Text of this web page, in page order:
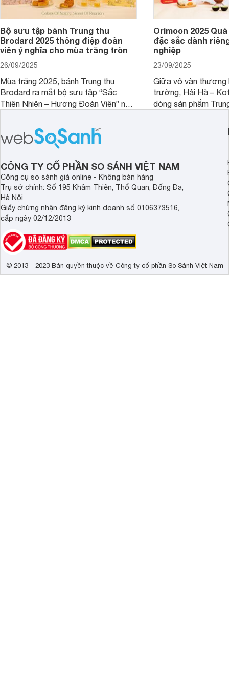
Bộ sưu tập bánh Trung thu
Brodard 2025 thông điệp đoàn
viên ý nghĩa cho mùa trăng tròn
26/09/2025
Mùa trăng 2025, bánh Trung thu
Brodard ra mắt bộ sưu tập “Sắc
Thiên Nhiên – Hương Đoàn Viên” nơi
một bức họa thiên nhiên sống động, là
cánh chim tung bay, là hoa lá khẽ nở,
gửi gắm lời chúc an lành và viên mãn.
Orimoon 2025
đặc sắc dành
nghiệp
23/09/2025
Giữa vô vàn thương
trường, Hải Hà –
dòng sản phẩm
hảo cho doanh
CÔNG TY CỔ PHẦN SO SÁNH VIỆT NAM
Công cụ so sánh giá online - Không bán hàng
Trụ sở chính: Số 195 Khâm Thiên, Thổ Quan, Đống Đa,
Hà Nội
Giấy chứng nhận đăng ký kinh doanh số 0106373516,
cấp ngày 02/12/2013
© 2013 - 2023 Bản quyền thuộc về Công ty cổ phần So Sánh Việt Nam